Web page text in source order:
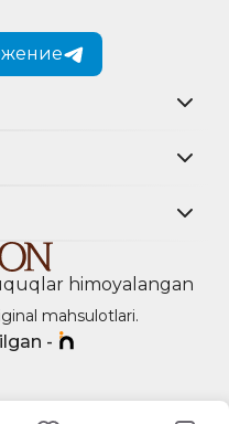
himoyalangan
mahsulotlari.
-